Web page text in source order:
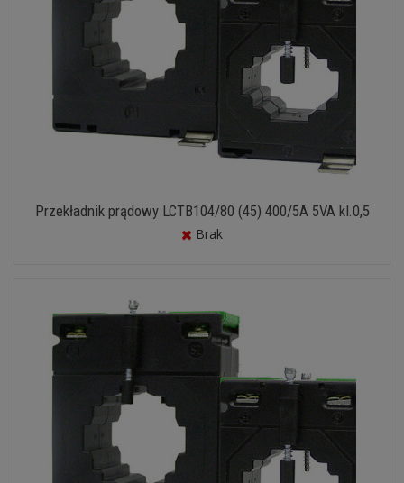
Przekładnik prądowy LCTB104/80 (45) 400/5A 5VA kl.0,5
Brak